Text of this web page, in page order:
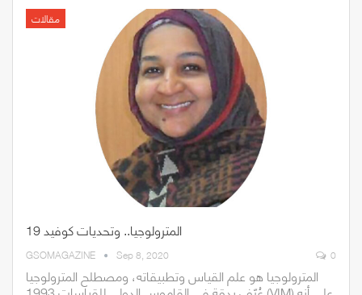
مقالات
المترولوجيا.. وتحديات كوفيد 19
GSOMAGAZINE Sep 8, 2020 0
المترولوجيا هو علم القياس وتطبيقاته، ومصطلح المترولوجيا